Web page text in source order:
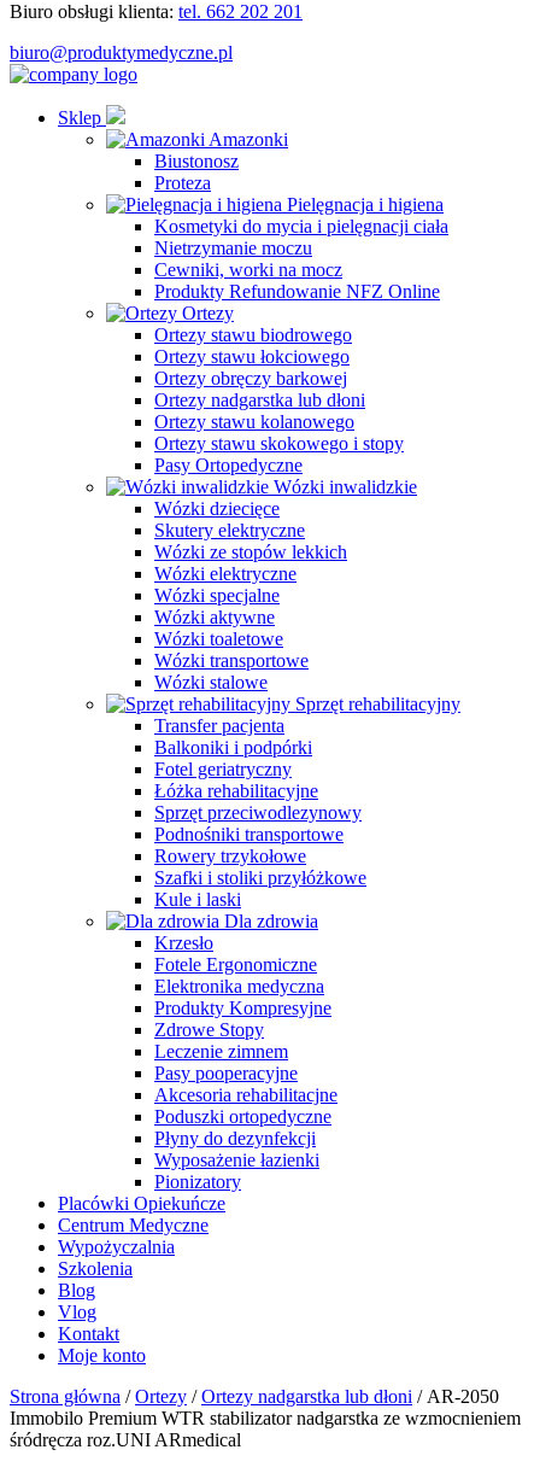
Biuro obsługi klienta: tel. 662 202 201
biuro@produktymedyczne.pl
Sklep
Amazonki
Biustonosz
Proteza
Pielęgnacja i higiena
Kosmetyki do mycia i pielęgnacji ciała
Nietrzymanie moczu
Cewniki, worki na mocz
Produkty Refundowanie NFZ Online
Ortezy
Ortezy stawu biodrowego
Ortezy stawu łokciowego
Ortezy obręczy barkowej
Ortezy nadgarstka lub dłoni
Ortezy stawu kolanowego
Ortezy stawu skokowego i stopy
Pasy Ortopedyczne
Wózki inwalidzkie
Wózki dziecięce
Skutery elektryczne
Wózki ze stopów lekkich
Wózki elektryczne
Wózki specjalne
Wózki aktywne
Wózki toaletowe
Wózki transportowe
Wózki stalowe
Sprzęt rehabilitacyjny
Transfer pacjenta
Balkoniki i podpórki
Fotel geriatryczny
Łóżka rehabilitacyjne
Sprzęt przeciwodlezynowy
Podnośniki transportowe
Rowery trzykołowe
Szafki i stoliki przyłóżkowe
Kule i laski
Dla zdrowia
Krzesło
Fotele Ergonomiczne
Elektronika medyczna
Produkty Kompresyjne
Zdrowe Stopy
Leczenie zimnem
Pasy pooperacyjne
Akcesoria rehabilitacjne
Poduszki ortopedyczne
Płyny do dezynfekcji
Wyposażenie łazienki
Pionizatory
Placówki Opiekuńcze
Centrum Medyczne
Wypożyczalnia
Szkolenia
Blog
Vlog
Kontakt
Moje konto
Strona główna /Ortezy /Ortezy nadgarstka lub dłoni / AR-2050
Immobilo Premium WTR stabilizator nadgarstka ze wzmocnieniem
śródręcza roz.UNI ARmedical